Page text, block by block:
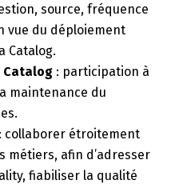
source, fréquence
vue du déploiement
Catalog.
Catalog : participation à
maintenance du
: collaborer étroitement
métiers, afin d’adresser
fiabiliser la qualité